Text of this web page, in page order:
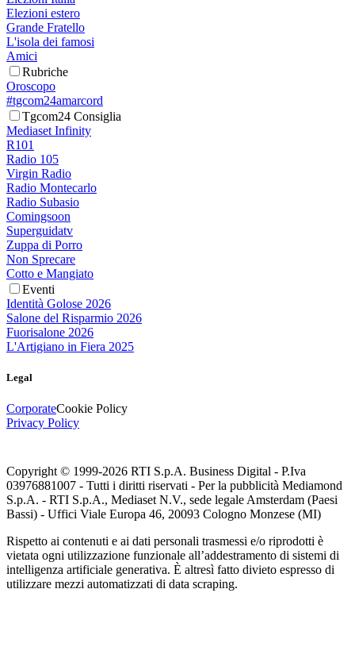
Elezioni estero
Grande Fratello
L'isola dei famosi
Amici
Rubriche
Oroscopo
#tgcom24amarcord
Tgcom24 Consiglia
Mediaset Infinity
R101
Radio 105
Virgin Radio
Radio Montecarlo
Radio Subasio
Comingsoon
Superguidatv
Zuppa di Porro
Non Sprecare
Cotto e Mangiato
Eventi
Identità Golose 2026
Salone del Risparmio 2026
Fuorisalone 2026
L'Artigiano in Fiera 2025
Legal
CorporateCookie Policy
Privacy Policy
Copyright © 1999-2026 RTI S.p.A. Business Digital - P.Iva
03976881007 - Tutti i diritti riservati - Per la pubblicità Mediamond
S.p.A. - RTI S.p.A., Mediaset N.V., sede legale Amsterdam (Paesi
Bassi) - Uffici Viale Europa 46, 20093 Cologno Monzese (MI)
Rispetto ai contenuti e ai dati personali trasmessi e/o riprodotti è
vietata ogni utilizzazione funzionale all’addestramento di sistemi di
intelligenza artificiale generativa. È altresì fatto divieto espresso di
utilizzare mezzi automatizzati di data scraping.